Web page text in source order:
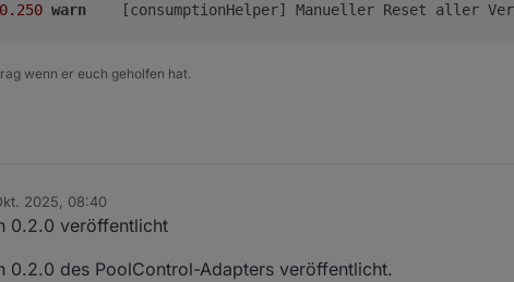
warn
[consumptionHelper] Manueller Reset aller
wenn er euch geholfen hat.
2025, 08:40
0.2.0 veröffentlicht
0.2.0 des PoolControl-Adapters veröffentlicht.